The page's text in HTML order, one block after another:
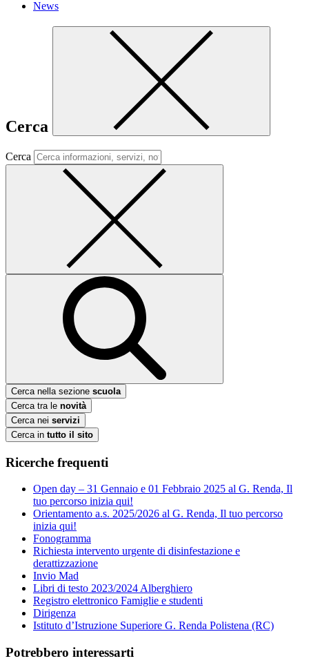
News
Cerca
Cerca
Cerca nella sezione scuola
Cerca tra le novità
Cerca nei servizi
Cerca in tutto il sito
Ricerche frequenti
Open day – 31 Gennaio e 01 Febbraio 2025 al G. Renda, Il
tuo percorso inizia qui!
Orientamento a.s. 2025/2026 al G. Renda, Il tuo percorso
inizia qui!
Fonogramma
Richiesta intervento urgente di disinfestazione e
derattizzazione
Invio Mad
Libri di testo 2023/2024 Alberghiero
Registro elettronico Famiglie e studenti
Dirigenza
Istituto d’Istruzione Superiore G. Renda Polistena (RC)
Potrebbero interessarti